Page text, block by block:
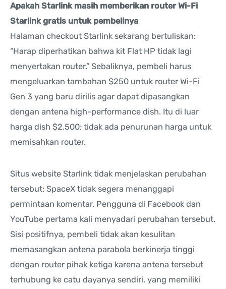
Apakah Starlink masih memberikan router Wi-Fi
Starlink gratis untuk pembelinya
Halaman checkout Starlink sekarang bertuliskan:
“Harap diperhatikan bahwa kit Flat HP tidak lagi
menyertakan router.” Sebaliknya, pembeli harus
mengeluarkan tambahan $250 untuk router Wi-Fi
Gen 3 yang baru dirilis agar dapat dipasangkan
dengan antena high-performance dish. Itu di luar
harga dish $2.500; tidak ada penurunan harga untuk
memisahkan router.
Situs website Starlink tidak menjelaskan perubahan
tersebut; SpaceX tidak segera menanggapi
permintaan komentar. Pengguna di Facebook dan
YouTube pertama kali menyadari perubahan tersebut.
Sisi positifnya, pembeli tidak akan kesulitan
memasangkan antena parabola berkinerja tinggi
dengan router pihak ketiga karena antena tersebut
terhubung ke catu dayanya sendiri, yang memiliki